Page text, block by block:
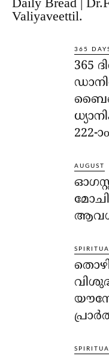
Valiyaveettil.
365
365
222-
AUGUST